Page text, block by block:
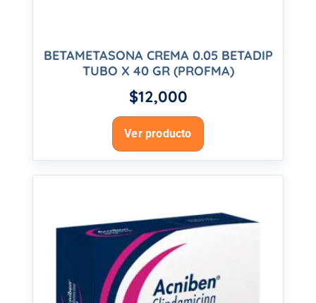
BETAMETASONA CREMA 0.05 BETADIP
TUBO X 40 GR (PROFMA)
$12,000
Ver producto